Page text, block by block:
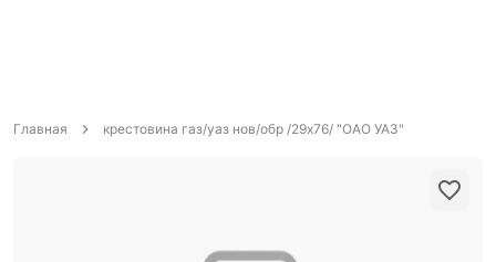
Главная крестовина газ/уаз нов/обр /29х76/ "ОАО УАЗ"